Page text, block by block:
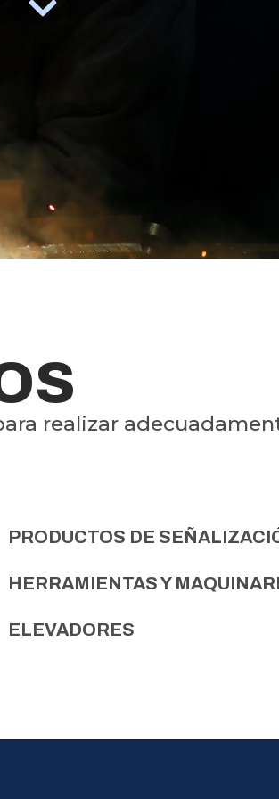
realizar
PRODUCTOS DE
HERRAMIENTAS Y
ELEVADORES